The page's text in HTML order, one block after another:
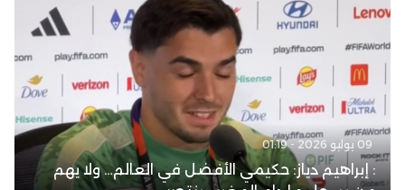
09 يوليو 2026 - 01:19
: إبراهيم دياز: حكيمي الأفضل في العالم… ولا يهم